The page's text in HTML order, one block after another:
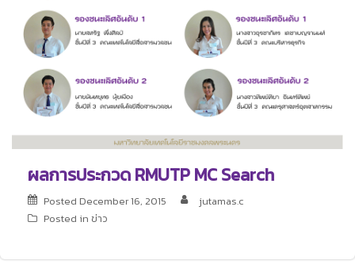
ผลการประกวด RMUTP MC Search
Posted December 16, 2015
jutamas.c
Posted in ข่าว